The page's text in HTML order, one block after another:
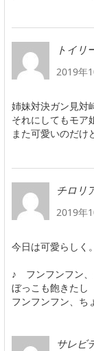
トイリ
2019年
姉妹対決ガン見対
それにしてもモア
また可愛いのだけ
チロリ
2019年
今日は可愛らしく。
♪ フンフンフン、
ぼっこも飽きた
フンフンフン、
サレビ